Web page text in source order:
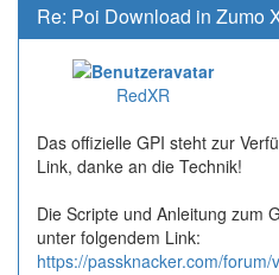
Re: Poi Download in Zumo
RedXROnline
Das offizielle GPI steht zur
Link, danke an die Technik!
Die Scripte und Anleitung zum
unter folgendem Link:
https://passknacker.com/